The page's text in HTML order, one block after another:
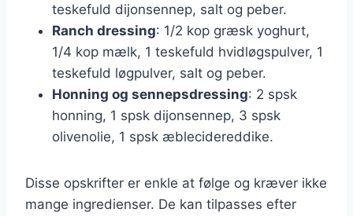
teskefuld dijonsennep, salt og peber.
Ranch dressing: 1/2 kop græsk yoghurt,
1/4 kop mælk, 1 teskefuld hvidløgspulver, 1
teskefuld løgpulver, salt og peber.
Honning og sennepsdressing: 2 spsk
honning, 1 spsk dijonsennep, 3 spsk
olivenolie, 1 spsk æblecidereddike.
Disse opskrifter er enkle at følge og kræver ikke
mange ingredienser. De kan tilpasses efter